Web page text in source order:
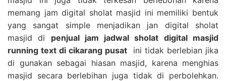
memang jam digital sholat masjid ini memiliki bentuk
yang sangat simple menjadikan jan digital sholat
masjid di penjual jam jadwal sholat digital masjid
running text di cikarang pusat ini tidak berlebian jika
di gunakan sebagai hiasan masjid, karena menghias
masjid secara berlebihan juga tidak di perbolehkan.